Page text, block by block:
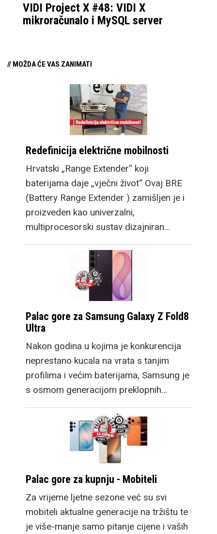
VIDI Project X #48: VIDI X
mikroračunalo i MySQL server
// MOŽDA ĆE VAS ZANIMATI
Redefinicija električne mobilnosti
Hrvatski „Range Extender“ koji
baterijama daje „vječni život“ Ovaj BRE
(Battery Range Extender ) zamišljen je i
proizveden kao univerzalni,
multiprocesorski sustav dizajniran…
Palac gore za Samsung Galaxy Z Fold8
Ultra
Nakon godina u kojima je konkurencija
neprestano kucala na vrata s tanjim
profilima i većim baterijama, Samsung je
s osmom generacijom preklopnih…
Palac gore za kupnju - Mobiteli
Za vrijeme ljetne sezone već su svi
mobiteli aktualne generacije na tržištu te
je više-manje samo pitanje cijene i vaših